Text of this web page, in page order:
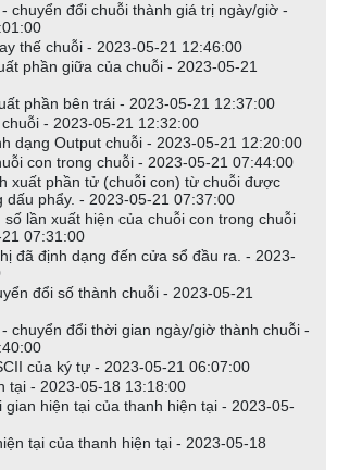
chuyển đổi chuỗi thành giá trị ngày/giờ -
thế chuỗi - 2023-05-21 12:46:00
phần giữa của chuỗi - 2023-05-21
phần bên trái - 2023-05-21 12:37:00
- 2023-05-21 12:32:00
dạng Output chuỗi - 2023-05-21 12:20:00
con trong chuỗi - 2023-05-21 07:44:00
xuất phần tử (chuỗi con) từ chuỗi được
dấu phẩy. - 2023-05-21 07:37:00
số lần xuất hiện của chuỗi con trong chuỗi
07:31:00
đã định dạng đến cửa sổ đầu ra. - 2023-
đổi số thành chuỗi - 2023-05-21
- chuyển đổi thời gian ngày/giờ thành chuỗi -
của ký tự - 2023-05-21 06:07:00
tại - 2023-05-18 13:18:00
gian hiện tại của thanh hiện tại - 2023-05-
tại của thanh hiện tại - 2023-05-18